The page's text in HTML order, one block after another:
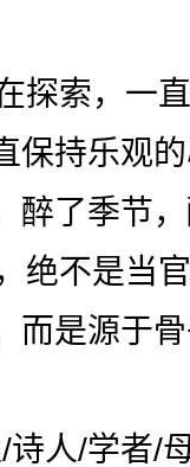
探索，一
保持乐观
了季节，
绝不是当
而是源于
/诗人/学者/